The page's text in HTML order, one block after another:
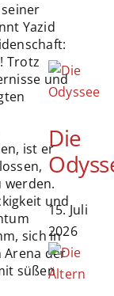
Yazid
Trotz
und
ist er
werden.
und
sich in
Arena der
süßen
Die
15. Juli
2026